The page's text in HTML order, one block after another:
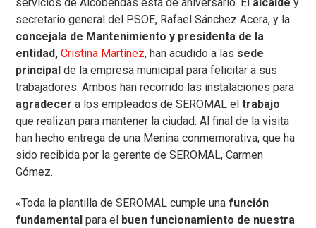
secretario general del PSOE, Rafael Sánchez Acera, y la
concejala de Mantenimiento y presidenta de la
entidad, Cristina Martínez, han acudido a las sede
principal de la empresa municipal para felicitar a sus
trabajadores. Ambos han recorrido las instalaciones para
agradecer a los empleados de SEROMAL eltrabajo
que realizan para mantener la ciudad. Al final de la visita
han hecho entrega de una Menina conmemorativa, que ha
sido recibida por la gerente de SEROMAL, Carmen
Gómez.
«Toda la plantilla de SEROMAL cumple unafunción
fundamental para el
buen funcionamiento de nuestra